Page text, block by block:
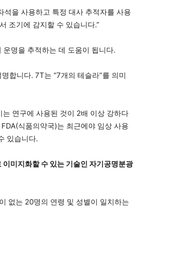
을 사용하고 특정 대사 추적자를 사용
조기에 감지할 수 있습니다.”
명을 추적하는 데 도움이 됩니다.
합니다. 7T는 “7개의 테슬라”를 의미
연구에 사용된 것이 2배 이상 강하다
식품의약국)는 최근에야 임상 사용
있습니다.
미지화할 수 있는 기술인 자기공명분광
없는 20명의 연령 및 성별이 일치하는